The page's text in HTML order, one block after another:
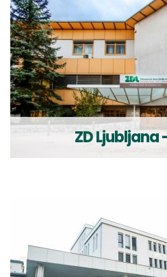
ZD Ljubljana
Obvestilo
za
paciente
Saše
Obermajer